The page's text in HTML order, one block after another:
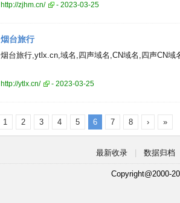
http://zjhm.cn/ - 2023-03-25
烟台旅行
烟台旅行,ytlx.cn,域名,四声域名,CN域名,四声CN域
http://ytlx.cn/ - 2023-03-25
1 2 3 4 5 6 7 8 › »
最新收录 数据归档
Copyright@2000-